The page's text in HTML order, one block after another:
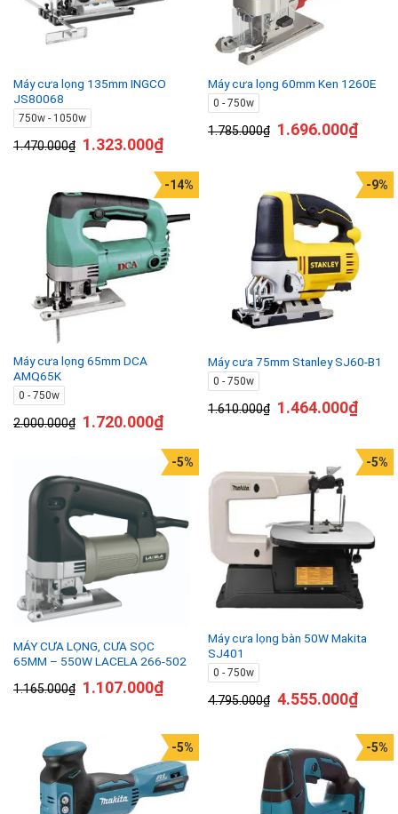
Máy cưa lọng 135mm INGCO
JS80068
750w - 1050w
1.470.000₫ 1.323.000₫
Máy cưa lọng 60mm Ken 1260E
0 - 750w
1.785.000₫ 1.696.000₫
Máy cưa lọng 65mm DCA
AMQ65K
0 - 750w
2.000.000₫
-14%
1.720.000₫
Máy cưa 75mm Stanley SJ60-B1
0 - 750w
1.610.000₫
-9%
1.464.000₫
MÁY CƯA LỌNG, CƯA SỌC
65MM – 550W LACELA 266-502
1.165.000₫
-5%
1.107.000₫
Máy cưa lọng bàn 50W Makita
SJ401
0 - 750w
4.795.000₫
-5%
4.555.000₫
-5% -5%